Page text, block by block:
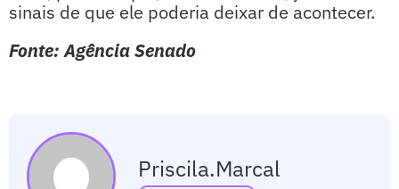
sinais de que ele poderia deixar de acontecer.
Fonte: Agência Senado
Priscila.marcal